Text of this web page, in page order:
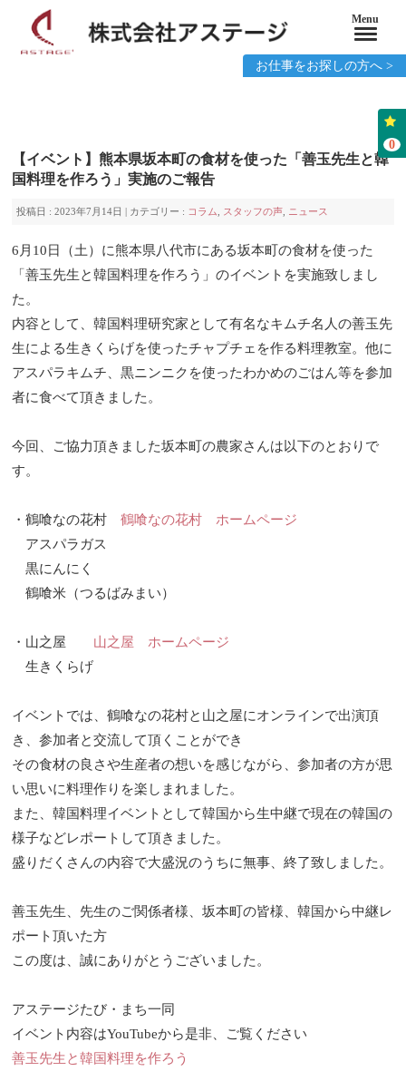
お仕事をお探しの方へ >
0
【イベント】熊本県坂本町の食材を使った「善玉先生と韓
国料理を作ろう」実施のご報告
投稿日 : 2023年7月14日 | カテゴリー : コラム スタッフの声 ニュース
6月10日（土）に熊本県八代市にある坂本町の食材を使った
「善玉先生と韓国料理を作ろう」のイベントを実施致しまし
た。
内容として、韓国料理研究家として有名なキムチ名人の善玉先
生による生きくらげを使ったチャプチェを作る料理教室。他に
アスパラキムチ、黒ニンニクを使ったわかめのごはん等を参加
者に食べて頂きました。
今回、ご協力頂きました坂本町の農家さんは以下のとおりで
す。
・鶴喰なの花村鶴喰なの花村 ホームページ
アスパラガス
黒にんにく
鶴喰米（つるばみまい）
・山之屋 山之屋 ホームページ
生きくらげ
イベントでは、鶴喰なの花村と山之屋にオンラインで出演頂
き、参加者と交流して頂くことができ
その食材の良さや生産者の想いを感じながら、参加者の方が思
い思いに料理作りを楽しまれました。
また、韓国料理イベントとして韓国から生中継で現在の韓国の
様子などレポートして頂きました。
盛りだくさんの内容で大盛況のうちに無事、終了致しました。
善玉先生、先生のご関係者様、坂本町の皆様、韓国から中継レ
ポート頂いた方
この度は、誠にありがとうございました。
アステージたび・まち一同
イベント内容はYouTubeから是非、ご覧ください
善玉先生と韓国料理を作ろう
Menu